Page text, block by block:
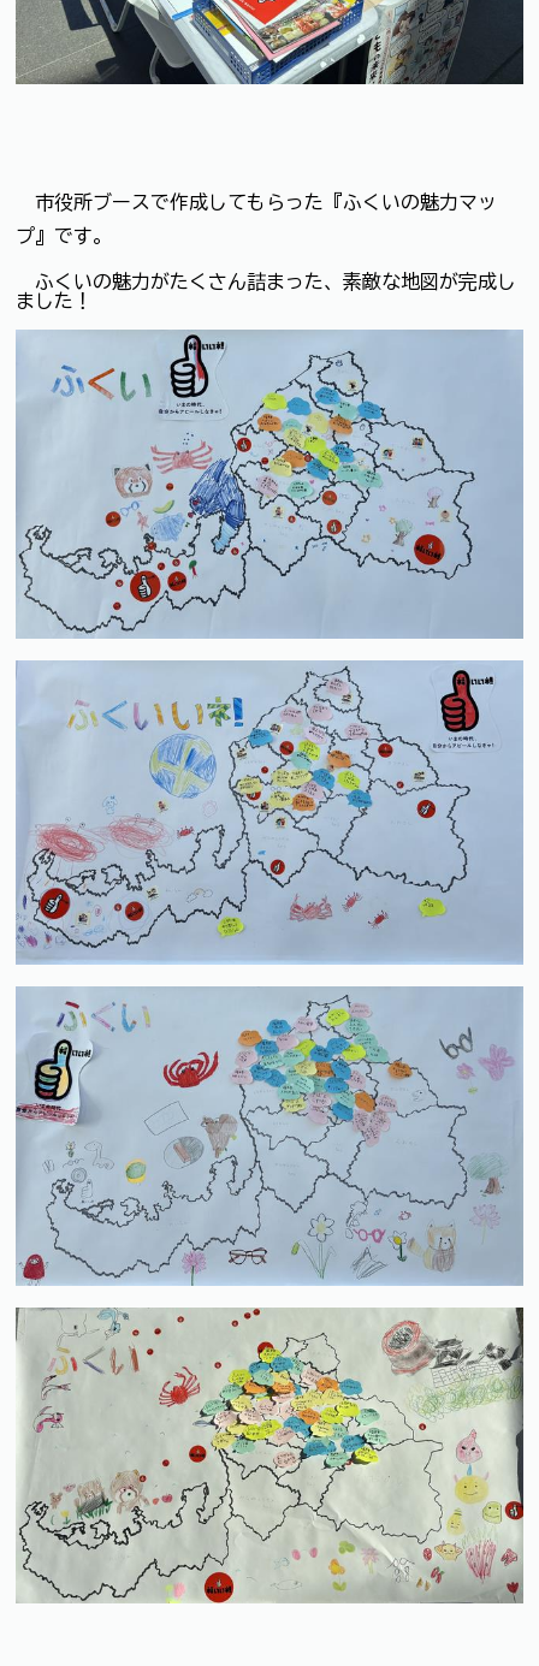
市役所ブースで作成してもらった『ふくいの魅力マッ
プ』です。
ふくいの魅力がたくさん詰まった、素敵な地図が完成し
ました！